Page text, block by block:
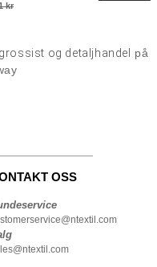
kr
og detaljhandel
på
OSS